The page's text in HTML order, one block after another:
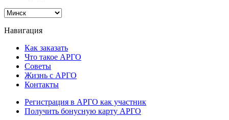
Навигация
Как заказать
Что такое АРГО
Советы
Жизнь с АРГО
Контакты
Регистрация в АРГО как участник
Получить бонусную карту АРГО